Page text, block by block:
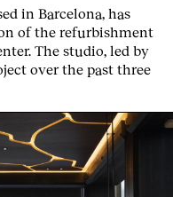
in Barcelona, has
of the refurbishment
The studio, led by
over the past three